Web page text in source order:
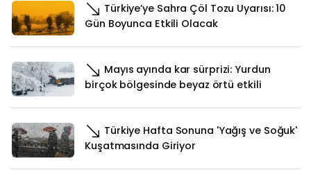
Türkiye’ye Sahra Çöl Tozu Uyarısı: 10
Gün Boyunca Etkili Olacak
Mayıs ayında kar sürprizi: Yurdun
birçok bölgesinde beyaz örtü etkili
Türkiye Hafta Sonuna 'Yağış ve Soğuk'
Kuşatmasında Giriyor